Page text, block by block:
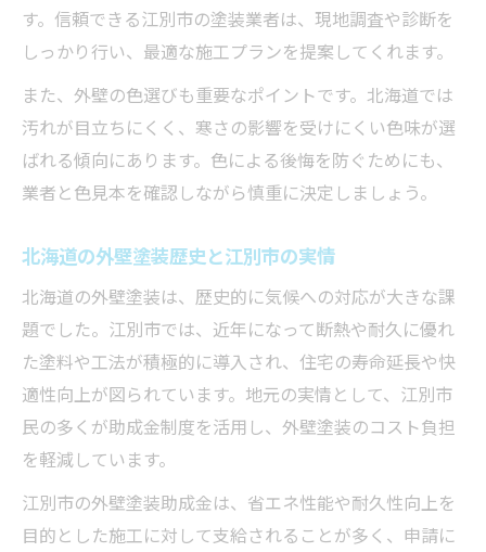
す。信頼できる江別市の塗装業者は、現地調査や診断を
しっかり行い、最適な施工プランを提案してくれます。
また、外壁の色選びも重要なポイントです。北海道では
汚れが目立ちにくく、寒さの影響を受けにくい色味が選
ばれる傾向にあります。色による後悔を防ぐためにも、
業者と色見本を確認しながら慎重に決定しましょう。
北海道の外壁塗装歴史と江別市の実情
北海道の外壁塗装は、歴史的に気候への対応が大きな課
題でした。江別市では、近年になって断熱や耐久に優れ
た塗料や工法が積極的に導入され、住宅の寿命延長や快
適性向上が図られています。地元の実情として、江別市
民の多くが助成金制度を活用し、外壁塗装のコスト負担
を軽減しています。
江別市の外壁塗装助成金は、省エネ性能や耐久性向上を
目的とした施工に対して支給されることが多く、申請に